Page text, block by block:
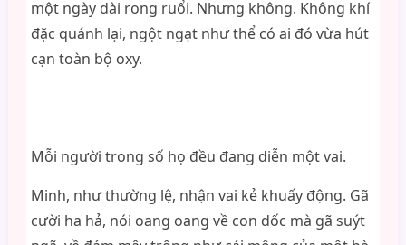
một ngày dài rong ruổi. Nhưng không. Không khí
đặc quánh lại, ngột ngạt như thể có ai đó vừa hút
cạn toàn bộ oxy.
Mỗi người trong số họ đều đang diễn một vai.
Minh, như thường lệ, nhận vai kẻ khuấy động. Gã
cười ha hả, nói oang oang về con dốc mà gã suýt